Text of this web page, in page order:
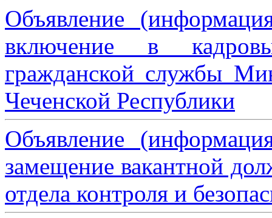
Объявление
включение в
гражданской службы
Чеченской Республики
Объявление
замещение вакантной
отдела контроля и